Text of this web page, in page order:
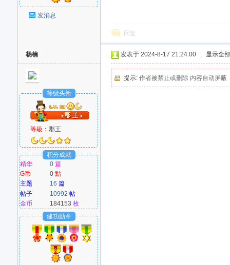
发消息
回复
杨楠
等级头衔
等級：郡王
积分成就
精华
0 篇
G币
0點
主题
16 篇
帖子
10992 帖
金币
184153枚
建功勋章
发表于 2024-8-17 21:24:00 显示全
提示: 作者被禁止或删除 内容自动屏蔽